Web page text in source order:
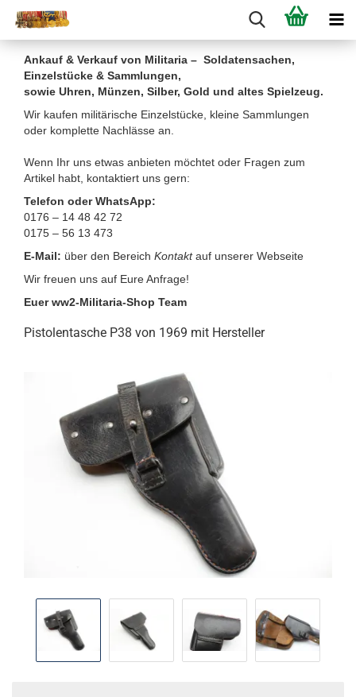
Ankauf & Verkauf von Militaria – Soldatensachen,
Einzelstücke & Sammlungen,
sowie Uhren, Münzen, Silber, Gold und altes Spielzeug.
Wir kaufen militärische Einzelstücke, kleine Sammlungen
oder komplette Nachlässe an.
Wenn Ihr uns etwas anbieten möchtet oder Fragen zum
Artikel habt, kontaktiert uns gern:
Telefon oder WhatsApp:
0176 – 14 48 42 72
0175 – 56 13 473
E-Mail: über den Bereich Kontakt auf unserer Webseite
Wir freuen uns auf Eure Anfrage!
Euer ww2-Militaria-Shop Team
Pistolentasche P38 von 1969 mit Hersteller